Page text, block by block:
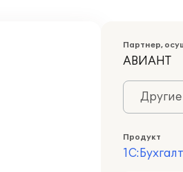
Партнер,
АВИАНТ
Продукт